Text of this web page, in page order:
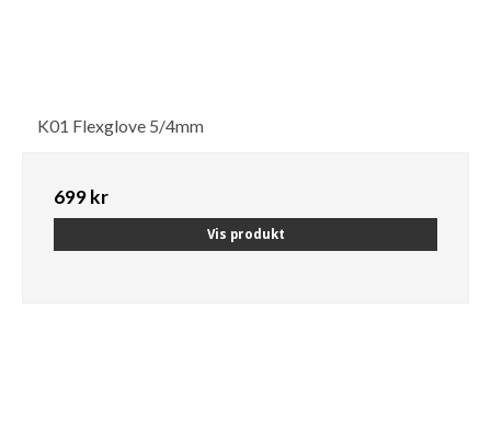
K01 Flexglove 5/4mm
699 kr
Vis produkt